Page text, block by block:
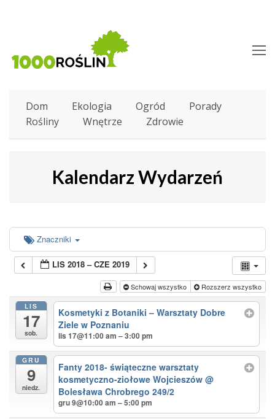
Dom Ekologia Ogród
Porady
Rośliny
Wnętrze Zdrowie
Kalendarz Wydarzeń
Znaczniki
LIS 2018 – CZE 2019
Schowaj wszystko Rozszerz wszystko
LIS
17
sob.
Kosmetyki z Botaniki – Warsztaty Dobre
Ziele w Poznaniu
lis 17@11:00 am – 3:00 pm
GRU
9
niedz.
Fanty 2018- świąteczne warsztaty
kosmetyczno-ziołowe Wojcieszów@
Bolesława Chrobrego 249/2
gru 9@10:00 am – 5:00 pm